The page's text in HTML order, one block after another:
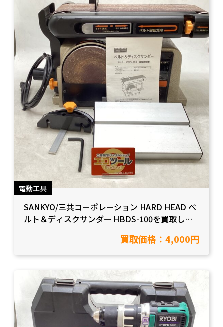
電動工具
SANKYO/三共コーポレーション HARD HEAD ベ
ルト＆ディスクサンダー HBDS-100を買取しま
買取価格：4,000円